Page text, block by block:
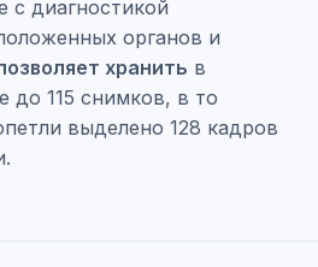
с диагностикой
органов и
хранить в
до 115 снимков, в то
выделено 128 кадров